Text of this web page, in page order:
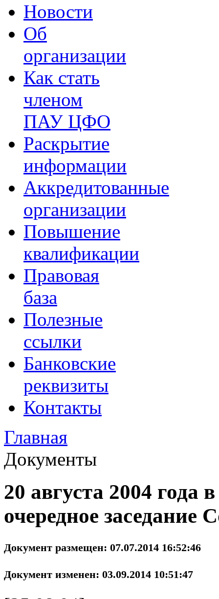
Новости
Об
организации
Как стать
членом
ПАУ ЦФО
Раскрытие
информации
Аккредитованные
организации
Повышение
квалификации
Правовая
база
Полезные
ссылки
Банковские
реквизиты
Контакты
Главная
Документы
20 августа 2004 года
очередное
Документ размещен: 07.07.2014 16:52:46
Документ изменен: 03.09.2014 10:51:47